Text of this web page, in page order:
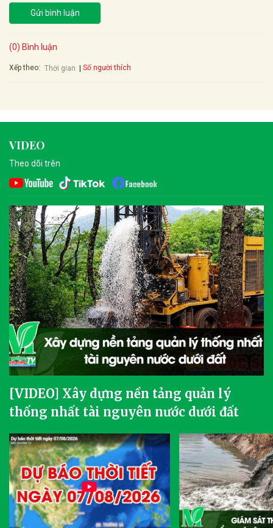
Gửi bình luận
(0) Bình luận
Xếp theo: Thời gian Số người thích
VIDEO
Theo dõi trên
[VIDEO] Xây dựng nền tảng quản lý
thống nhất tài nguyên nước dưới đất